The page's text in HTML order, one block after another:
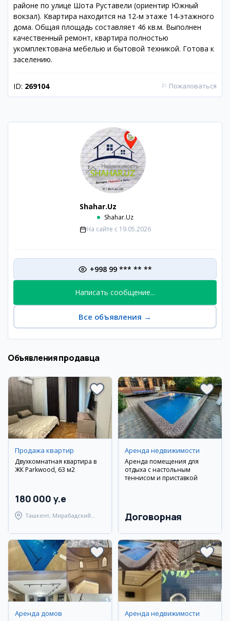
районе по улице Шота Руставели (ориентир Южный
вокзал). Квартира находится на 12-м этаже 14-этажного
дома. Общая площадь составляет 46 кв.м. Выполнен
качественный ремонт, квартира полностью
укомплектована мебелью и бытовой техникой. Готова к
заселению.
ID: 269104 ⚐ Пожаловаться
Shahar.Uz
Shahar.Uz
На сайте с 19.05.2026
+998 99 *** ** **
Написать сообщение...
Все объявления →
Объявления продавца
Продажа квартир
Двухкомнатная квартира в
ЖК Parkwood, 63 м2
180 000 y.e
Ташкент, Мирабадский
Аренда недвижимости
Аренда помещения для
отдыха с настольным
теннисом и приставкой
Договорная
Аренда домов Аренда недвижимости